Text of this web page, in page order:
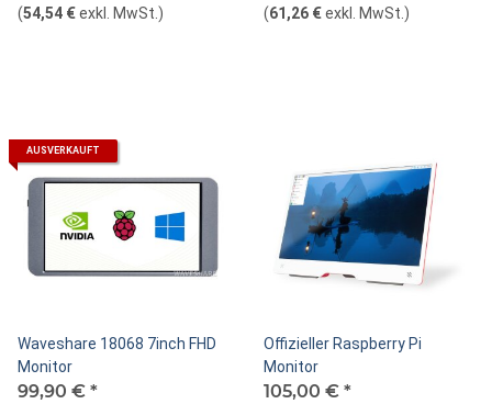
(54,54 €exkl. MwSt. ) (61,26 €exkl. MwSt. )
AUSVERKAUFT
Waveshare 18068 7inch FHD
Monitor
99,90 € *
Offizieller Raspberry Pi
Monitor
105,00 € *